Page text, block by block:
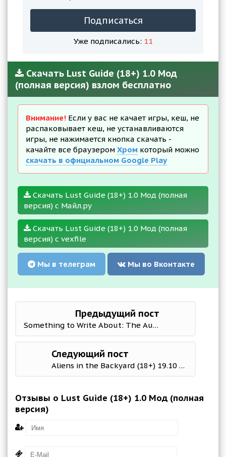
Подписаться
Уже подписались: 11
Скачать Lust Guide (18+) 1.0 Мод
(полная версия) взлом бесплатно
Внимание! Если у вас не качает игры, кеш, не
распаковывает кеш, не устанавливаются
игры, не нажимается кнопка скачать -
качайте все браузером Хром который можно
скачать в официальном Google Play
Скачать Lust Guide (18+) 1.0 Мод (полная
версия) с Майл.ру
Скачать Lust Guide (18+) 1.0 Мод (полная
версия) с vexfile
Мы в телеграм Мы во Вконтакте
Предыдущий пост
Something to Write About: The Author (18+) Book 2 R8 Мод (полная версия)
Следующий пост
Aliens in the Backyard (18+) 19.10 Мод (полная версия)
Отзывы о Lust Guide (18+) 1.0 Мод (полная
версия)